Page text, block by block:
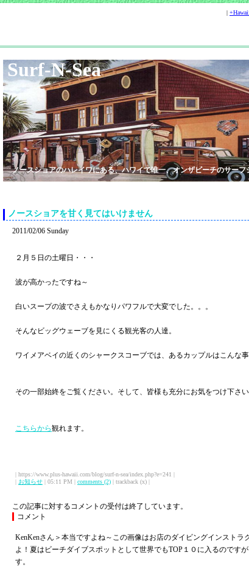
|
Surf-N-Sea
ノースショアのハレイワにある、ハワイで唯一、オンザビーチのサーフ
ノースショアを甘く見てはいけません
2011/02/06 Sunday
２月５日の土曜日・・・
波が高かったですね～
白いスープの波でさえもかなりパワフルで大変でした。。。
そんなビッグウェーブを見にくる観光客の人達。
ワイメアベイの近くのシャークスコーブでは、あるカップルはこんな
その一部始終をご覧ください。そして、皆様も充分にお気をつけ下さ
こちらから観れます。
| https://www.plus-hawaii.com/blog/surf-n-sea/index.php?e=241 |
| お知らせ | 05:11 PM | comments (2) | trackback (x) |
この記事に対するコメントの受付は終了しています。
コメント
KenKenさん＞本当ですよね～この画像はお店のダイビングインストラ
よ！夏はビーチダイブスポットとして世界でもTOP１０に入るのです
す。